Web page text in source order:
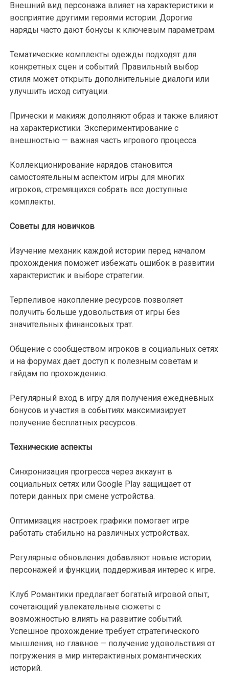
Внешний вид персонажа влияет на характеристики и
восприятие другими героями истории. Дорогие
наряды часто дают бонусы к ключевым параметрам.
Тематические комплекты одежды подходят для
конкретных сцен и событий. Правильный выбор
стиля может открыть дополнительные диалоги или
улучшить исход ситуации.
Прически и макияж дополняют образ и также влияют
на характеристики. Экспериментирование с
внешностью — важная часть игрового процесса.
Коллекционирование нарядов становится
самостоятельным аспектом игры для многих
игроков, стремящихся собрать все доступные
комплекты.
Советы для новичков
Изучение механик каждой истории перед началом
прохождения поможет избежать ошибок в развитии
характеристик и выборе стратегии.
Терпеливое накопление ресурсов позволяет
получить больше удовольствия от игры без
значительных финансовых трат.
Общение с сообществом игроков в социальных сетях
и на форумах дает доступ к полезным советам и
гайдам по прохождению.
Регулярный вход в игру для получения ежедневных
бонусов и участия в событиях максимизирует
получение бесплатных ресурсов.
Технические аспекты
Синхронизация прогресса через аккаунт в
социальных сетях или Google Play защищает от
потери данных при смене устройства.
Оптимизация настроек графики помогает игре
работать стабильно на различных устройствах.
Регулярные обновления добавляют новые истории,
персонажей и функции, поддерживая интерес к игре.
Клуб Романтики предлагает богатый игровой опыт,
сочетающий увлекательные сюжеты с
возможностью влиять на развитие событий.
Успешное прохождение требует стратегического
мышления, но главное — получение удовольствия от
погружения в мир интерактивных романтических
историй.